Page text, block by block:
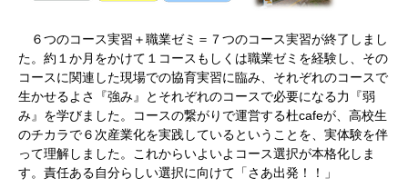
６つのコース実習＋職業ゼミ＝７つのコース実習が終了しまし
た。約１か月をかけて１コースもしくは職業ゼミを経験し、その
コースに関連した現場での協育実習に臨み、それぞれのコースで
生かせるよさ『強み』とそれぞれのコースで必要になる力『弱
み』を学びました。コースの繋がりで運営する杜cafeが、高校生
のチカラで６次産業化を実践しているということを、実体験を伴
って理解しました。これからいよいよコース選択が本格化しま
す。責任ある自分らしい選択に向けて「さあ出発！！」